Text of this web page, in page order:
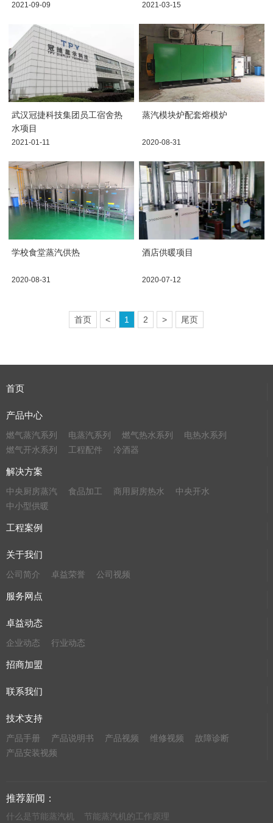
2021-09-09 2021-03-15
武汉冠捷科技集团员工宿舍热
水项目
2021-01-11
蒸汽模块炉配套熔模炉
2020-08-31
学校食堂蒸汽供热
2020-08-31
酒店供暖项目
2020-07-12
首页 < 1 2 > 尾页
首页
产品中心
燃气蒸汽系列 电蒸汽系列 燃气热水系列
电热水系列
燃气开水系列
工程配件 冷酒器
解决方案
中央厨房蒸汽 食品加工 商用厨房热水
中央开水
中小型供暖
工程案例
关于我们
公司简介 卓益荣誉 公司视频
服务网点
卓益动态
企业动态 行业动态
招商加盟
联系我们
技术支持
产品手册 产品说明书 产品视频 维修视频
故障诊断
产品安装视频
推荐新闻：
什么是节能蒸汽机 节能蒸汽机的工作原理